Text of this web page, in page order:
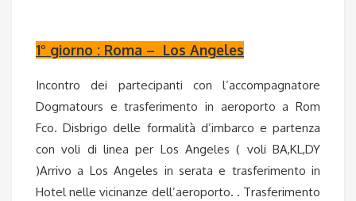
1° giorno : Roma – Los Angeles
Incontro dei partecipanti con l’accompagnatore
Dogmatours e trasferimento in aeroporto a Rom
Fco. Disbrigo delle formalità d’imbarco e partenza
con voli di linea per Los Angeles ( voli BA,KL,DY
)Arrivo a Los Angeles in serata e trasferimento in
Hotel nelle vicinanze dell’aeroporto. . Trasferimento